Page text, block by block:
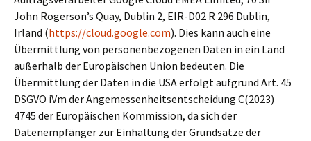
John Rogerson’s Quay, Dublin 2, EIR-D02 R 296 Dublin,
Irland (https://cloud.google.com). Dies kann auch eine
Übermittlung von personenbezogenen Daten in ein Land
außerhalb der Europäischen Union bedeuten. Die
Übermittlung der Daten in die USA erfolgt aufgrund Art. 45
DSGVO iVm der Angemessenheitsentscheidung C(2023)
4745 der Europäischen Kommission, da sich der
Datenempfänger zur Einhaltung der Grundsätze der